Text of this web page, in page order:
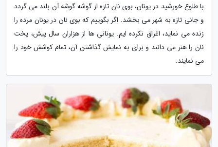
با طلوع خورشید در یونان، بوی نان تازه از گوشه گوشه آن بلند می گردد
و جانی تازه به شهر می بخشد. اگر بگوییم که بوی نان در یونان مرده را
زنده می نماید، اغراق نکرده ایم. یونانی ها از هزاران سال پیش، پخت
نان را هنر می دانند و برای به نمایش گذاشتن آن، تمام کوشش خود را
می نمایند.